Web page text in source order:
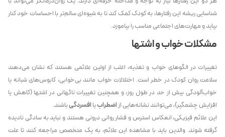
شناسایی ریشه این رفتارها، به کودک کمک کند تا به شیوه‌ای سالم‌تر با احساسات خود کنار
بیاید و مهارت‌های اجتماعی مناسب را بیاموزد.
مشکلات خواب و اشتها
تغییرات در الگوهای خواب و تغذیه، اغلب از اولین علائمی هستند که نشان می‌دهند
سلامت روان کودک در خطر است. اختلالات خواب مانند بی‌خوابی، کابوس‌های شبانه یا
خواب‌آلودگی بیش از حد در طول روز، و همچنین تغییرات ناگهانی در اشتها (کاهش یا
افزایش چشمگیر)، می‌توانند نشانه‌هایی از اضطرابیاافسردگیباشند.
این علائم فیزیکی، انعکاس استرس و فشار روانی درونی هستند و نباید به سادگی نادیده
گرفته شوند. والدین باید با مشاهده این علائم، به یک متخصص مراجعه کنند تا علت